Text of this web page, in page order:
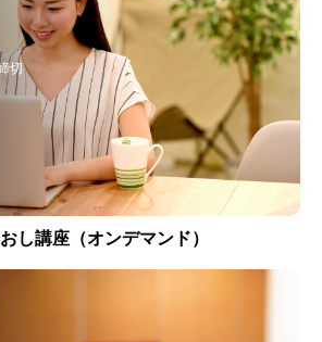
切
講座（オンデマンド）